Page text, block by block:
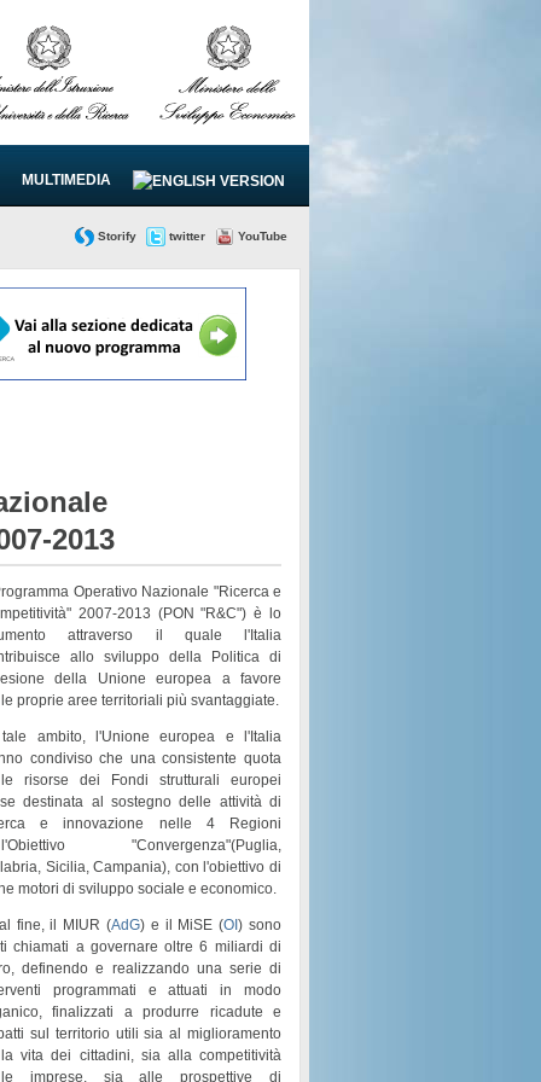
MULTIMEDIA
Storify twitter YouTube
2013
Operativo Nazionale "Ricerca e
2007-2013 (PON "R&C") è lo
attraverso il quale l'Italia
allo sviluppo della Politica di
della Unione europea a favore
proprie aree territoriali più svantaggiate.
ambito, l'Unione europea e l'Italia
condiviso che una consistente quota
risorse dei Fondi strutturali europei
destinata al sostegno delle attività di
e innovazione nelle 4 Regioni
Obiettivo "Convergenza"(Puglia,
Sicilia, Campania), con l'obiettivo di
motori di sviluppo sociale e economico.
fine, il MIUR (AdG) e il MiSE (OI) sono
chiamati a governareoltre 6 miliardi di
, definendo e realizzando una serie di
programmati e attuati in modo
, finalizzati a produrre ricadute e
sul territorio utili sia al miglioramento
vita dei cittadini, sia alla competitività
imprese, sia alle prospettive di